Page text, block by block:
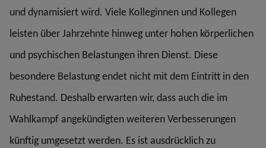
und dynamisiert wird. Viele Kolleginnen und Kollegen
leisten über Jahrzehnte hinweg unter hohen körperlichen
und psychischen Belastungen ihren Dienst. Diese
besondere Belastung endet nicht mit dem Eintritt in den
Ruhestand. Deshalb erwarten wir, dass auch die im
Wahlkampf angekündigten weiteren Verbesserungen
künftig umgesetzt werden. Es ist ausdrücklich zu